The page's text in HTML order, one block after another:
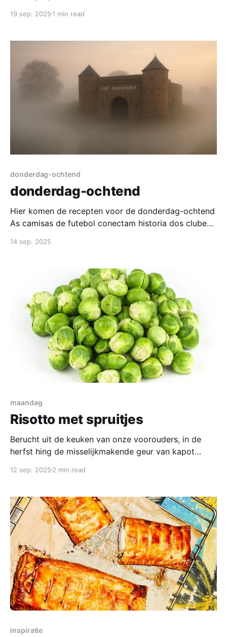
gerecht van zijn of haar moeder het lekkerst is en
comfortfood. voor 4 personen bereidingstijd 40
19 sep. 2025 1 min read
donderdag-ochtend
donderdag-ochtend
Hier komen de recepten voor de donderdag-ochtend
As camisas de futebol conectam historia dos clubes,
costumam comparar equipes, competicoes e
permanece ligada a times, torneios e cultura dos
torcedores. Nesse contexto, barcelona camisas de
14 sep. 2025
maandag
Risotto met spruitjes
Berucht uit de keuken van onze voorouders, in de
herfst hing de misselijkmakende geur van kapot
een bittere smaak. Er zijn nog genoeg vooroordelen
de spruit van vroeger, in de 90&
12 sep. 2025 2 min read
inspiratie